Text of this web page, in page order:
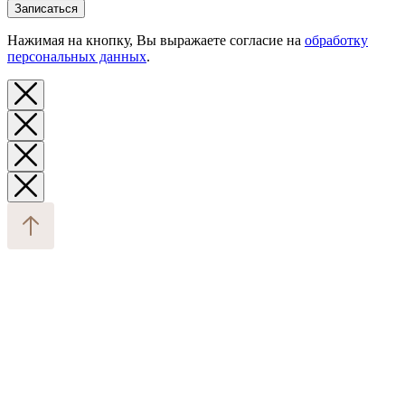
Записаться
Нажимая на кнопку, Вы выражаете согласие на обработку
персональных данных.